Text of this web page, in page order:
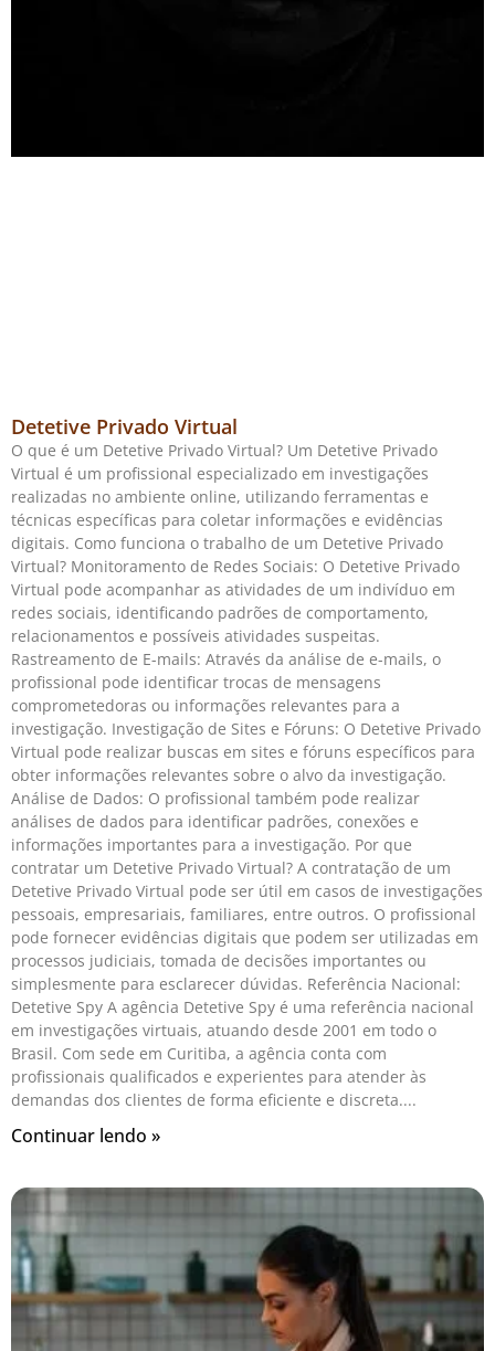
Detetive Privado Virtual
O que é um Detetive Privado Virtual? Um Detetive Privado
Virtual é um profissional especializado em investigações
realizadas no ambiente online, utilizando ferramentas e
técnicas específicas para coletar informações e evidências
digitais. Como funciona o trabalho de um Detetive Privado
Virtual? Monitoramento de Redes Sociais: O Detetive Privado
Virtual pode acompanhar as atividades de um indivíduo em
redes sociais, identificando padrões de comportamento,
relacionamentos e possíveis atividades suspeitas.
Rastreamento de E-mails: Através da análise de e-mails, o
profissional pode identificar trocas de mensagens
comprometedoras ou informações relevantes para a
investigação. Investigação de Sites e Fóruns: O Detetive Privado
Virtual pode realizar buscas em sites e fóruns específicos para
obter informações relevantes sobre o alvo da investigação.
Análise de Dados: O profissional também pode realizar
análises de dados para identificar padrões, conexões e
informações importantes para a investigação. Por que
contratar um Detetive Privado Virtual? A contratação de um
Detetive Privado Virtual pode ser útil em casos de investigações
pessoais, empresariais, familiares, entre outros. O profissional
pode fornecer evidências digitais que podem ser utilizadas em
processos judiciais, tomada de decisões importantes ou
simplesmente para esclarecer dúvidas. Referência Nacional:
Detetive Spy A agência Detetive Spy é uma referência nacional
em investigações virtuais, atuando desde 2001 em todo o
Brasil. Com sede em Curitiba, a agência conta com
profissionais qualificados e experientes para atender às
demandas dos clientes de forma eficiente e discreta.
Continuar lendo »